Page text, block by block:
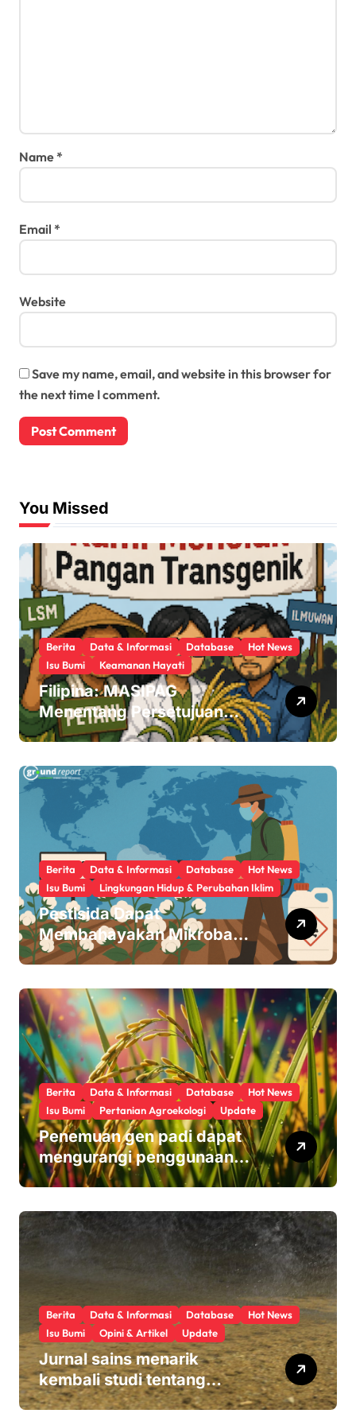
Name*
Email *
Website
Save my name, email, and website in this browser for
the next time I comment.
You Missed
Berita Data & Informasi Database
Hot News
Isu Bumi
Keamanan Hayati
Filipina: MASIPAG
Menentang Persetujuan
Beras Transgenik
Berita Data & Informasi Database
Hot News
Isu Bumi
Lingkungan Hidup & Perubahan Iklim
Pestisida Dapat
Membahayakan Mikroba
Usus Kita
Berita Data & Informasi Database
Hot News
Isu Bumi
Pertanian Agroekologi Update
Penemuan gen padi dapat
mengurangi penggunaan
pupuk sekaligus melindungi
Berita Data & Informasi Database
Hot News
Isu Bumi
Opini & Artikel Update
Jurnal sains menarik
kembali studi tentang
keamanan Monsanto